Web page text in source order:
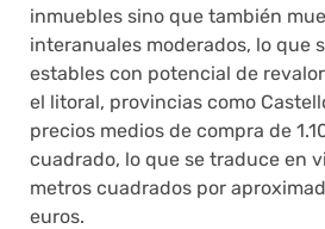
inmuebles sino que también
interanuales moderados, lo que
estables con potencial de
el litoral, provincias como
precios medios de compra de
cuadrado, lo que se traduce en
metros cuadrados por
euros.